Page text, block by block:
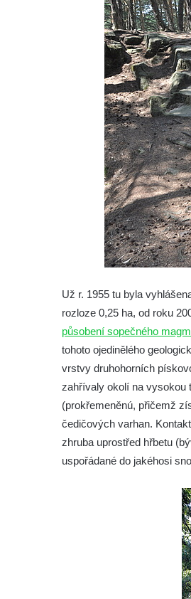
Vyhlídka nad Brnou
Vysokým Ostrým
Stožec (Schöber)
Vyhlídka Liščí
Lückendorfu
Vyhlídka Kočičí
Libverda
Skála Semmelstein v
skalách
Obří hlava v
Zaniklý pískovcový
Panenská skála v údolí
Radvance
Skalní brána u Milštejna
Boreč
Raná
Lenešický Chlum
Luž
Jeskyně Wildbrethöhle
Kleiner Zschirnstein
Jeskyně na Slánské
Tuhnicemi v Karlových
Vyhlídka Muchomůrka
Kralupech nad Vltavou
Vyhlídkový altán na
Už r. 1955 tu byla
rozloze 0,25 ha, od roku
působení sopečného
tohoto ojedinělého
vrstvy druhohorních
zahřívaly okolí na vysokou
(prokřemeněnú, přičemž
čedičových varhan.
zhruba uprostřed hřbetu
uspořádané do jakéhosi